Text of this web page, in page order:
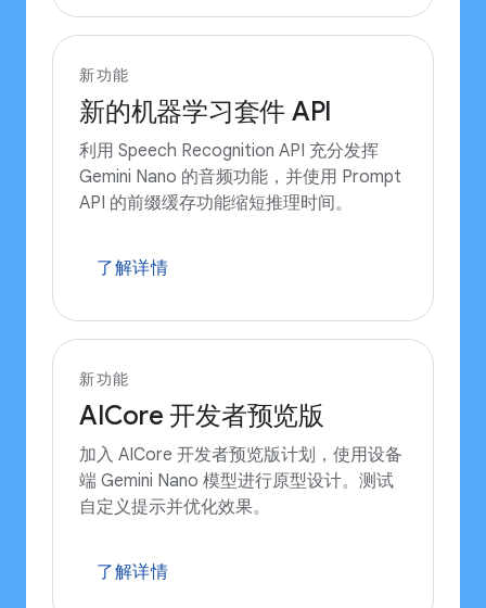
新功能
新的机器学习套件 API
利用 Speech Recognition API 充分发挥
Gemini Nano 的音频功能，并使用 Prompt
API 的前缀缓存功能缩短推理时间。
了解详情
新功能
AICore 开发者预览版
加入 AICore 开发者预览版计划，使用设备
端 Gemini Nano 模型进行原型设计。测试
自定义提示并优化效果。
了解详情